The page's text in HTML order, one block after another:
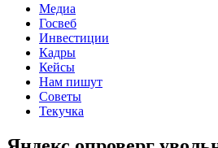
Медиа
Госвеб
Инвестиции
Кадры
Кейсы
Нам пишут
Советы
Текучка